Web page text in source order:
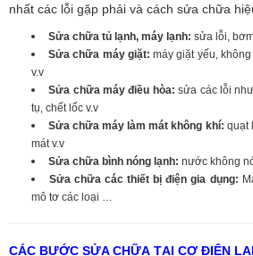
nhất các lỗi gặp phải và cách sửa chữa
Sửa chữa tủ lạnh, máy lạnh: sửa lỗi,
Sửa chữa máy giặt:máy giặt yếu,
v.v
Sửa chữa máy điều hòa: sửa các lỗi
tụ, chết lốc v.v
Sửa chữa máy làm mát không khí: quạt
mát v.v
Sửa chữa bình nóng lạnh: nước không
Sửa chữa các thiết bị điện gia dụng:
mô tơ các loại …
CÁC BƯỚC SỬA CHỮA TẠI CƠ ĐIỆN